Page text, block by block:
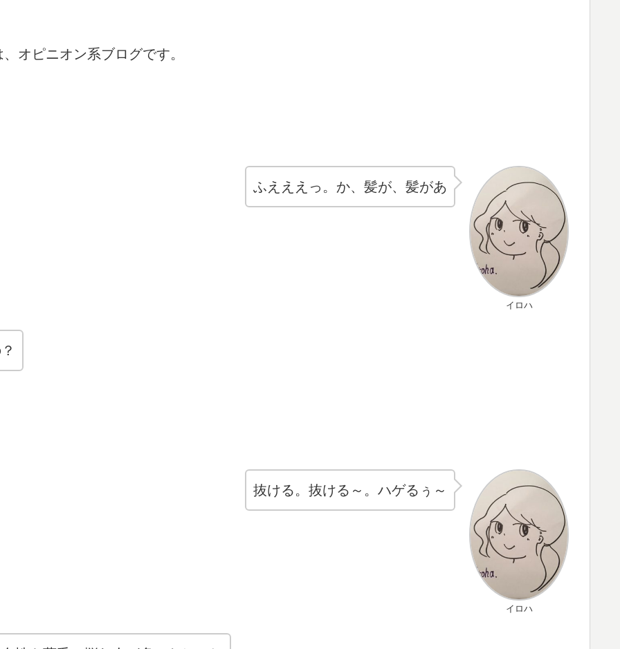
オピニオン系ブログです。
イロハ
ふえええっ。か、髪が、髪があ
イロハ
抜ける。抜ける～。ハゲるぅ～